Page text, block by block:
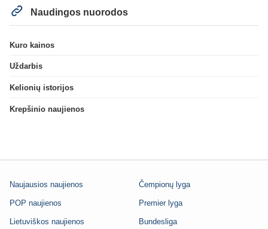
Naudingos nuorodos
Kuro kainos
Uždarbis
Kelionių istorijos
Krepšinio naujienos
Naujausios naujienos
POP naujienos
Lietuviškos naujienos
Čempionų lyga
Premier lyga
Bundesliga